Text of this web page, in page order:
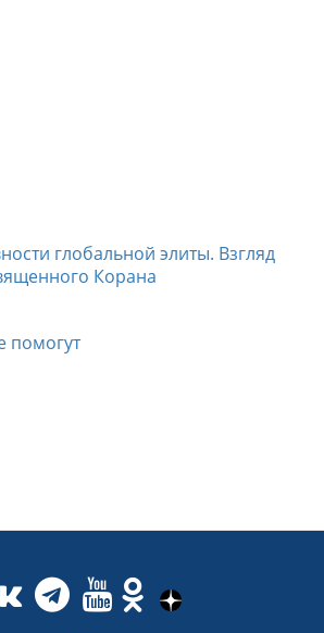
глобальной элиты. Взгляд
Корана
помогут